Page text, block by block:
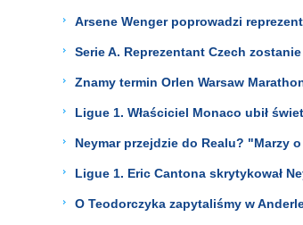
Arsene Wenger poprowadzi
Serie A. Reprezentant Czech
Znamy termin Orlen Warsaw
Ligue 1. Właściciel Monaco ubił
Neymar przejdzie do Realu? "Marzy
Ligue 1. Eric Cantona skrytykował
O Teodorczyka zapytaliśmy w